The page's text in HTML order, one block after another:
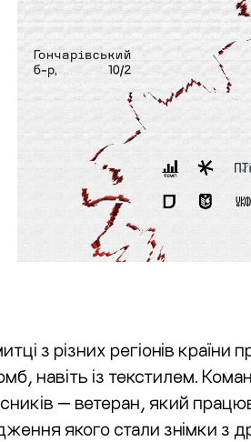
з різних регіонів країни
навіть із текстилем.
— ветеран, який
якого стали знімки з